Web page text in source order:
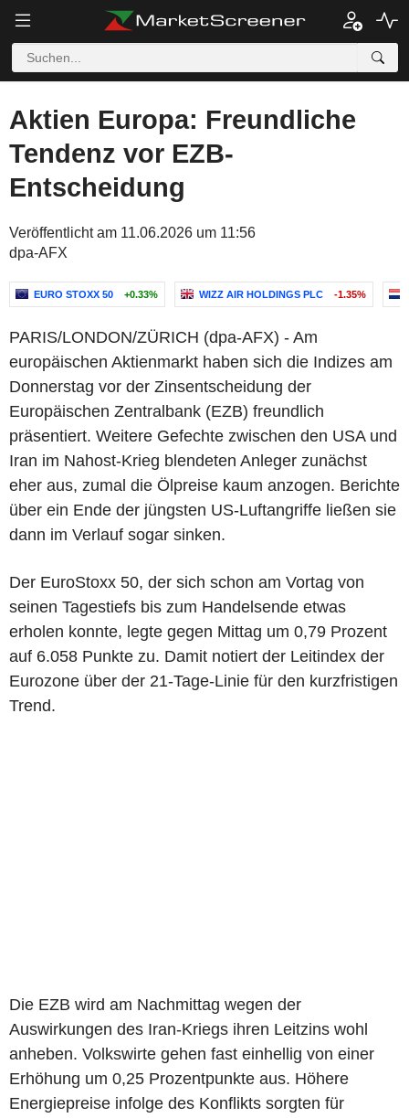
Aktien Europa: Freundliche
Tendenz vor EZB-
Entscheidung
Veröffentlicht am 11.06.2026 um 11:56
dpa-AFX
EURO STOXX 50 +0.33% WIZZ AIR HOLDINGS PLC -1.35%
PARIS/LONDON/ZÜRICH (dpa-AFX) - Am
europäischen Aktienmarkt haben sich die Indizes am
Donnerstag vor der Zinsentscheidung der
Europäischen Zentralbank (EZB) freundlich
präsentiert. Weitere Gefechte zwischen den USA und
Iran im Nahost-Krieg blendeten Anleger zunächst
eher aus, zumal die Ölpreise kaum anzogen. Berichte
über ein Ende der jüngsten US-Luftangriffe ließen sie
dann im Verlauf sogar sinken.
Der EuroStoxx 50, der sich schon am Vortag von
seinen Tagestiefs bis zum Handelsende etwas
erholen konnte, legte gegen Mittag um 0,79 Prozent
auf 6.058 Punkte zu. Damit notiert der Leitindex der
Eurozone über der 21-Tage-Linie für den kurzfristigen
Trend.
Die EZB wird am Nachmittag wegen der
Auswirkungen des Iran-Kriegs ihren Leitzins wohl
anheben. Volkswirte gehen fast einhellig von einer
Erhöhung um 0,25 Prozentpunkte aus. Höhere
Energiepreise infolge des Konflikts sorgten für